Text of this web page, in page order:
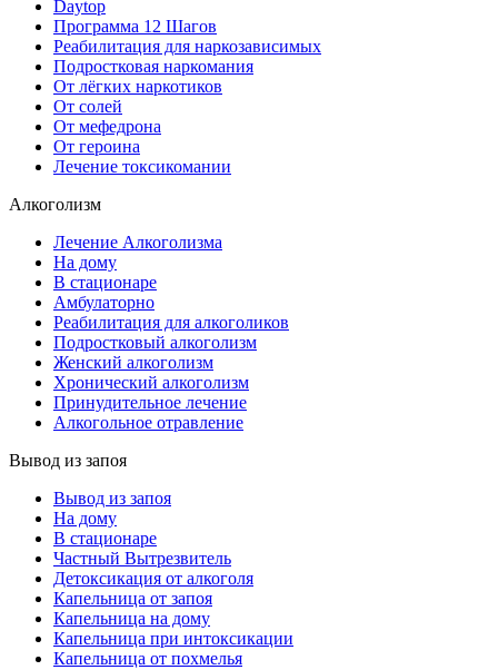
Daytop
Программа 12 Шагов
Реабилитация для наркозависимых
Подростковая наркомания
От лёгких наркотиков
От солей
От мефедрона
От героина
Лечение токсикомании
Алкоголизм
Лечение Алкоголизма
На дому
В стационаре
Амбулаторно
Реабилитация для алкоголиков
Подростковый алкоголизм
Женский алкоголизм
Хронический алкоголизм
Принудительное лечение
Алкогольное отравление
Вывод из запоя
Вывод из запоя
На дому
В стационаре
Частный Вытрезвитель
Детоксикация от алкоголя
Капельница от запоя
Капельница на дому
Капельница при интоксикации
Капельница от похмелья